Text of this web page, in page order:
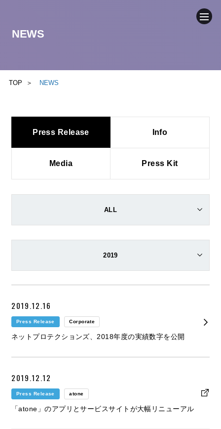
SUSTAINABILITY
NEWS
TOP NEWS
Press Release Info
Media Press Kit
ALL
2019
2019.12.16
Press Release Corporate
ネットプロテクションズ、2018年度の実績数字を公開
2019.12.12
Press Release atone
「atone」のアプリとサービスサイトが大幅リニューアル